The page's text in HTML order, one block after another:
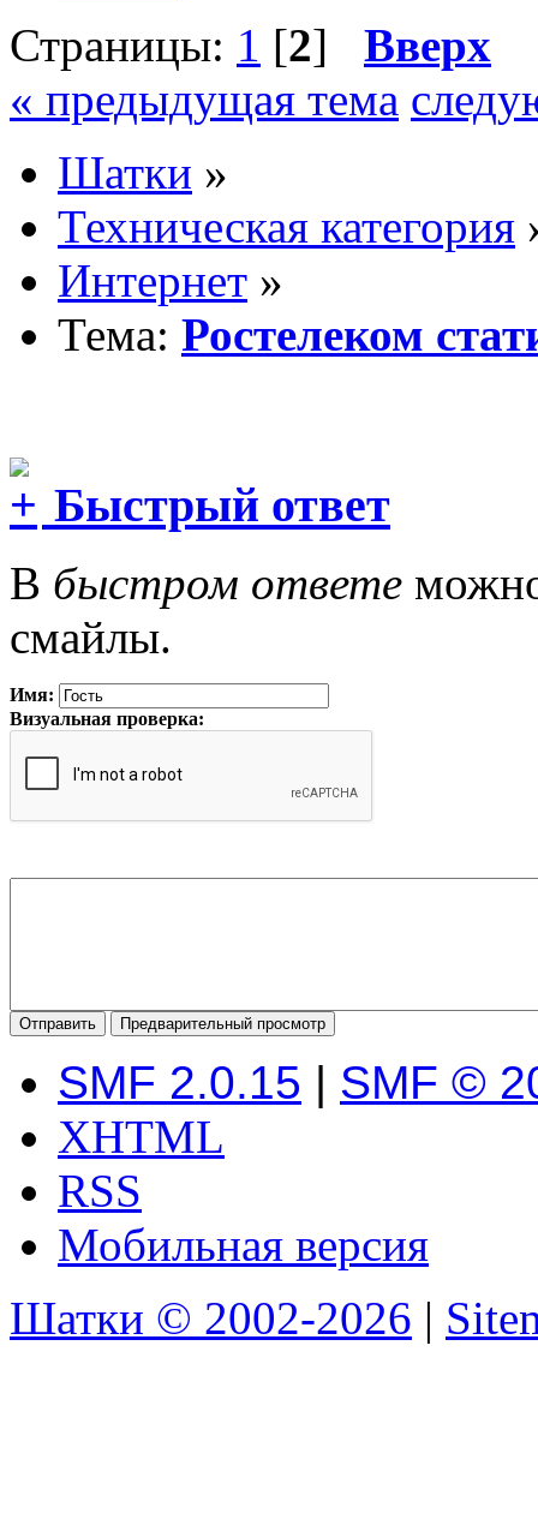
Страницы: 1 [2] Вверх
« предыдущая тема
Шатки »
Техническая категория
Интернет »
Тема: Ростелеком
Быстрый ответ
В быстром ответе
смайлы.
Имя:
Визуальная проверка:
SMF 2.0.15 | SMF ©
XHTML
RSS
Мобильная версия
Шатки © 2002-2026 |